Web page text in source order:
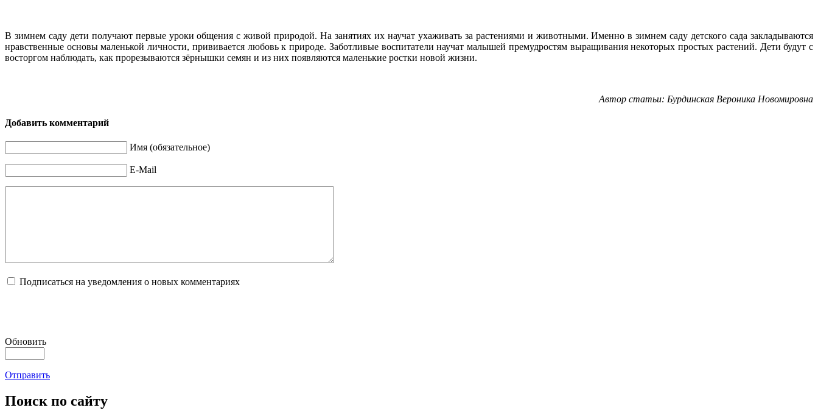
В зимнем саду дети получают первые уроки общения с живой природой. На занятиях их научат ухаживать за растениями и животными. Именно в зимнем саду детского сада закладываются
нравственные основы маленькой личности, прививается любовь к природе. Заботливые воспитатели научат малышей премудростям выращивания некоторых простых растений. Дети будут с
восторгом наблюдать, как прорезываются зёрнышки семян и из них появляются маленькие ростки новой жизни.
Автор статьи: Бурдинская Вероника Новомировна
Добавить комментарий
Имя (обязательное)
E-Mail
Подписаться на уведомления о новых комментариях
Обновить
Отправить
Поиск по сайту